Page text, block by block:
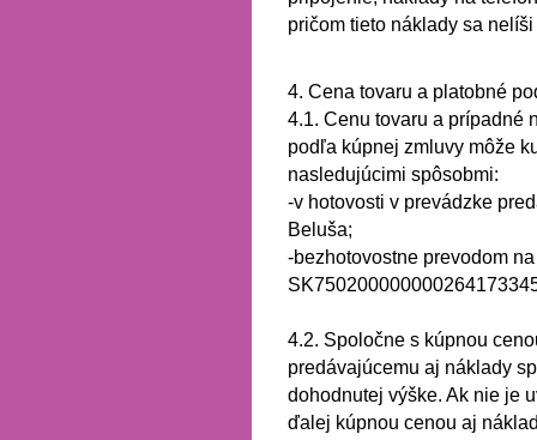
pričom tieto náklady sa
4. Cena tovaru a platobné
4.1. Cenu tovaru a prípadné
podľa kúpnej zmluvy môže
nasledujúcimi spôsobmi:
-v hotovosti v prevádzke
Beluša;
-bezhotovostne prevodom
4.2. Spoločne s kúpnou
predávajúcemu aj náklady
dohodnutej výške. Ak nie je
ďalej kúpnou cenou aj